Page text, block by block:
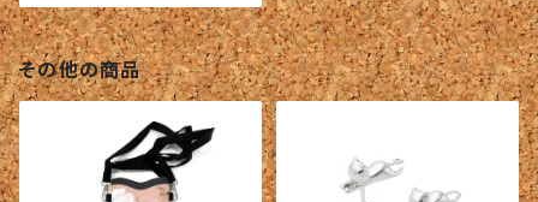
その他の商品